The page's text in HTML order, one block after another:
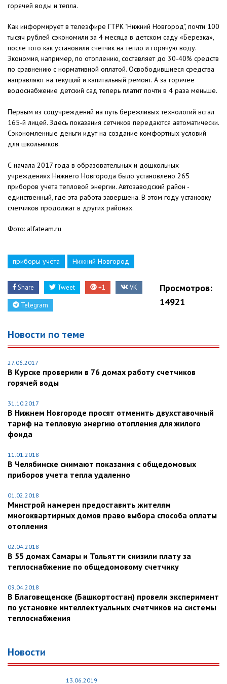
горячей воды и тепла.
Как информирует в телеэфире ГТРК "Нижний Новгород", почти 100
тысяч рублей сэкономили за 4 месяца в детском саду «Березка»,
после того как установили счетчик на тепло и горячую воду.
Экономия, например, по отоплению, составляет до 30-40% средств
по сравнению с нормативной оплатой. Освободившиеся средства
направляют на текущий и капитальный ремонт. А за горячее
водоснабжение детский сад теперь платит почти в 4 раза меньше.
Первым из соцучреждений на путь бережливых технологий встал
165-й лицей. Здесь показания сетчиков передаются автоматически.
Сэкономленные деньги идут на создание комфортных условий
для школьников.
С начала 2017 года в образовательных и дошкольных
учреждениях Нижнего Новгорода было установлено 265
приборов учета тепловой энергии. Автозаводский район -
единственный, где эта работа завершена. В этом году установку
счетчиков продолжат в других районах.
Фото: alfateam.ru
приборы учёта Нижний Новгород
Share Tweet +1 VK
Telegram
Просмотров:
14921
Новости по теме
27.06.2017
В Курске проверили в 76 домах работу счетчиков
горячей воды
31.10.2017
В Нижнем Новгороде просят отменить двухставочный
тариф на тепловую энергию отопления для жилого
фонда
11.01.2018
В Челябинске снимают показания с общедомовых
приборов учета тепла удаленно
01.02.2018
Минстрой намерен предоставить жителям
многоквартирных домов право выбора способа оплаты
отопления
02.04.2018
В 55 домах Самары и Тольятти снизили плату за
теплоснабжение по общедомовому счетчику
09.04.2018
В Благовещенске (Башкортостан) провели эксперимент
по установке интеллектуальных счетчиков на системы
теплоснабжения
Новости
13.06.2019